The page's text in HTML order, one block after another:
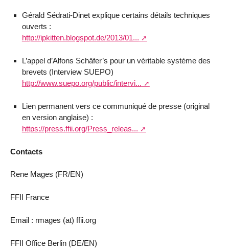
Gérald Sédrati-Dinet explique certains détails techniques
ouverts :
http://ipkitten.blogspot.de/2013/01...
L’appel d’Alfons Schäfer’s pour un véritable système des
brevets (Interview SUEPO)
http://www.suepo.org/public/intervi...
Lien permanent vers ce communiqué de presse (original
en version anglaise) :
https://press.ffii.org/Press_releas...
Contacts
Rene Mages (FR/EN)
FFII France
Email : rmages (at) ffii.org
FFII Office Berlin (DE/EN)